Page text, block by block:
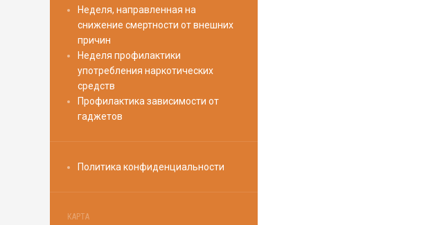
Неделя, направленная на
снижение смертности от внешних
причин
Неделя профилактики
употребления наркотических
средств
Профилактика зависимости от
гаджетов
Политика конфиденциальности
КАРТА